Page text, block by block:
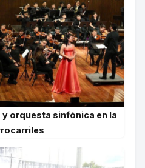
orquesta sinfónica en la